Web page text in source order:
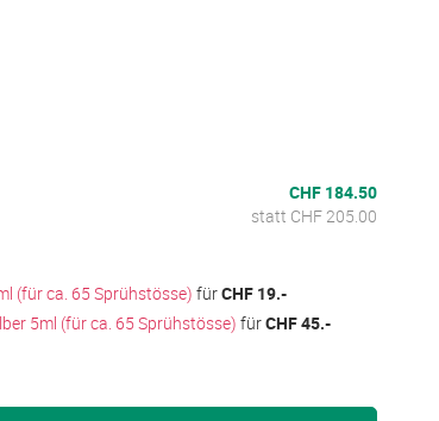
CHF 184.50
statt CHF 205.00
(für ca. 65 Sprühstösse) fürCHF 19.-
5ml (für ca. 65 Sprühstösse) fürCHF 45.-